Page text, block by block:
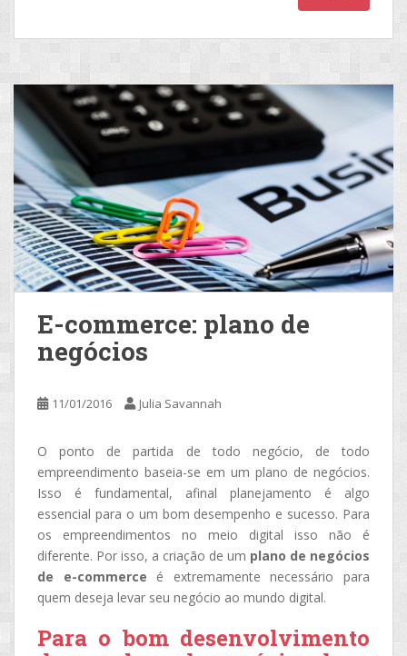
E-commerce: plano de
negócios
11/01/2016 Julia Savannah
O ponto de partida de todo negócio, de todo
empreendimento baseia-se em um plano de negócios.
Isso é fundamental, afinal planejamento é algo
essencial para o um bom desempenho e sucesso. Para
os empreendimentos no meio digital isso não é
diferente. Por isso, a criação de um plano de negócios
de e-commerce é extremamente necessário para
quem deseja levar seu negócio ao mundo digital.
Para o bom desenvolvimento